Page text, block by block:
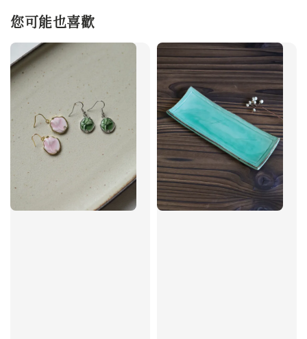
您可能也喜歡